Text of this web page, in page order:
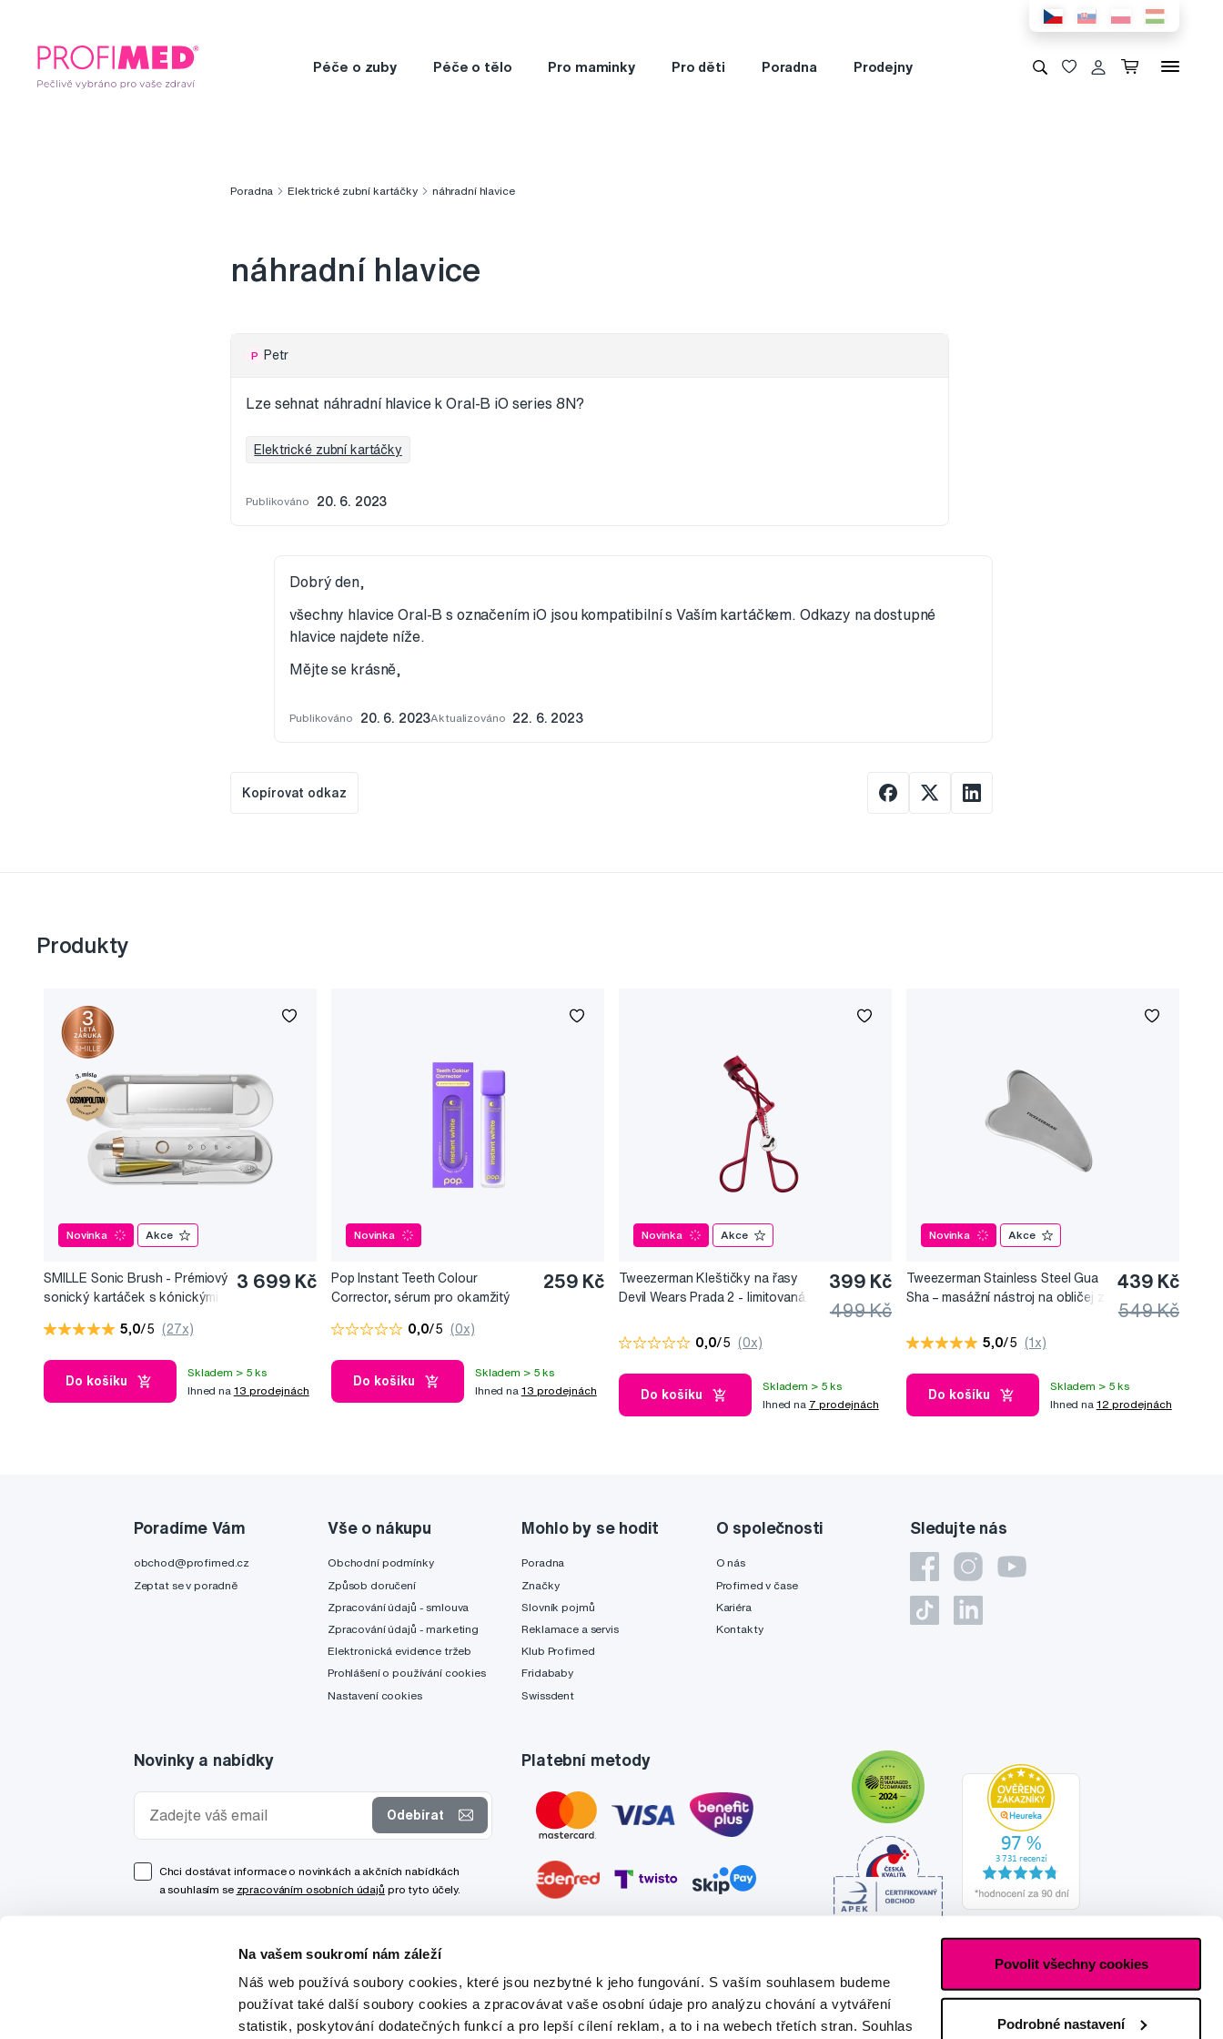
Na vašem soukromí nám záleží
Náš web používá soubory cookies, které jsou nezbytné k jeho fungování. S vaším souhlasem budeme
používat také další soubory cookies a zpracovávat vaše osobní údaje pro analýzu chování a vytváření
statistik, poskytování dodatečných funkcí a pro lepší cílení reklam, a to i na webech třetích stran. Souhlas
Povolit všechny cookies
Podrobné nastavení
Péče o zuby Péče o tělo Pro maminky Pro děti Poradna Prodejny
Poradna Elektrické zubní kartáčky náhradní hlavice
náhradní hlavice
P Petr
Lze sehnat náhradní hlavice k Oral-B iO series 8N?
Elektrické zubní kartáčky
Publikováno 20. 6. 2023
Dobrý den,
všechny hlavice Oral-B s označením iO jsou kompatibilní s Vaším kartáčkem. Odkazy na dostupné
hlavice najdete níže.
Mějte se krásně,
Publikováno 20. 6. 2023Aktualizováno 22. 6. 2023
Kopírovat odkaz
Produkty
Novinka Akce
SMILLE Sonic Brush - Prémiový
sonický kartáček s kónickými
3 699 Kč
5,0/5 (27x)
Do košíku
Skladem > 5 ks
Ihned na 13 prodejnách
Novinka
Pop Instant Teeth Colour
Corrector, sérum pro okamžitý
259 Kč
0,0/5 (0x)
Do košíku
Skladem > 5 ks
Ihned na 13 prodejnách
Novinka Akce
Tweezerman Kleštičky na řasy
Devil Wears Prada 2 - limitovaná
399 Kč
499 Kč
0,0/5 (0x)
Do košíku
Skladem > 5 ks
Ihned na 7 prodejnách
Novinka Akce
Tweezerman Stainless Steel Gua
Sha –⁠⁠⁠⁠⁠⁠ masážní nástroj na obličej z
439 Kč
549 Kč
5,0/5 (1x)
Do košíku
Skladem > 5 ks
Ihned na 12 prodejnách
Sledujte nás
Poradíme Vám
obchod@profimed.cz
Zeptat se v poradně
Vše o nákupu
Obchodní podmínky
Způsob doručení
Zpracování údajů - smlouva
Zpracování údajů - marketing
Elektronická evidence tržeb
Prohlášení o používání cookies
Nastavení cookies
Mohlo by se hodit
Poradna
Značky
Slovník pojmů
Reklamace a servis
Klub Profimed
Fridababy
Swissdent
O společnosti
O nás
Profimed v čase
Kariéra
Kontakty
Novinky a nabídky
Odebírat
Chci dostávat informace o novinkách a akčních nabídkách
a souhlasím se zpracováním osobních údajů pro tyto účely.
Platební metody